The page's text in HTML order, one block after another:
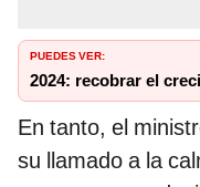
PUEDES VER:
2024: recobrar el
En tanto, el
su llamado a la